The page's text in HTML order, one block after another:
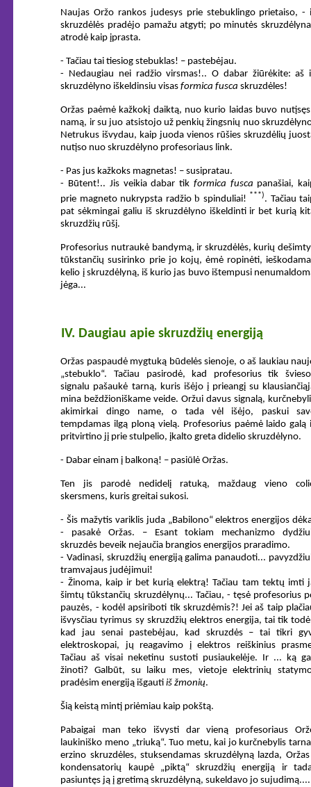
Naujas Oržo rankos judesys prie stebuklingo prietaiso, -
skruzdėlės pradėjo pamažu atgyti; po minutės
atrodė kaip įprasta.
- Tačiau tai tiesiog stebuklas! – pastebėjau.
- Nedaugiau nei radžio virsmas!.. O dabar žiūrėkite: aš
skruzdėlyno iškeldinsiu visasformica fusca skruzdėles!
Oržas paėmė kažkokį daiktą, nuo kurio laidas buvo
namą, ir su juo atsistojo už penkių žingsnių nuo
Netrukus išvydau, kaip juoda vienos rūšies skruzdėlių
nutįso nuo skruzdėlyno profesoriaus link.
- Pas jus kažkoks magnetas! – susipratau.
- Būtent!.. Jis veikia dabar tik formica fusca panašiai,
prie magneto nukrypsta radžiob spinduliai! ***). Tačiau
pat sėkmingai galiu iš skruzdėlyno iškeldinti ir bet kurią
skruzdžių rūšį.
Profesorius nutraukė bandymą, ir skruzdėlės, kurių
tūkstančių susirinko prie jo kojų, ėmė ropinėti,
kelio į skruzdėlyną, iš kurio jas buvo ištempusi
jėga...
IV. Daugiau apie skruzdžių energiją
Oržas paspaudė mygtuką būdelės sienoje, o aš laukiau
„stebuklo“. Tačiau pasirodė, kad profesorius tik
signalu pašaukė tarną, kuris išėjo į prieangį su
mina beždžioniškame veide. Oržui davus signalą,
akimirkai dingo name, o tada vėl išėjo, paskui
tempdamas ilgą ploną vielą. Profesorius paėmė laido galą
pritvirtino jį prie stulpelio, įkalto greta didelio skruzdėlyno.
- Dabar einam į balkoną! – pasiūlė Oržas.
Ten jis parodė nedidelį ratuką, maždaug vieno
skersmens, kuris greitai sukosi.
- Šis mažytis variklis juda „Babilono“ elektros energijos
- pasakė Oržas. – Esant tokiam mechanizmo
skruzdės beveik nejaučia brangios energijos praradimo.
- Vadinasi, skruzdžių energiją galima panaudoti...
tramvajaus judėjimui!
- Žinoma, kaip ir bet kurią elektrą! Tačiau tam tektų imti
šimtų tūkstančių skruzdėlynų... Tačiau, - tęsė profesorius
pauzės, - kodėl apsiriboti tik skruzdėmis?! Jei aš taip
išvysčiau tyrimus sy skruzdžių elektros energija, tai tik
kad jau senai pastebėjau, kad skruzdės – tai tikri
elektroskopai, jų reagavimo į elektros reiškinius
Tačiau aš visai neketinu sustoti pusiaukelėje. Ir ... ką
žinoti? Galbūt, su laiku mes, vietoje elektrinių
pradėsim energiją išgautiiš žmonių.
Šią keistą mintį priėmiau kaip pokštą.
Pabaigai man teko išvysti dar vieną profesoriaus
laukiniško meno „triuką“. Tuo metu, kai jo kurčnebylis
erzino skruzdėles, stuksendamas skruzdėlyną lazda,
kondensatorių kaupė „piktą“ skruzdžių energiją ir
pasiuntęs ją į gretimą skruzdėlyną, sukeldavo jo sujudimą....